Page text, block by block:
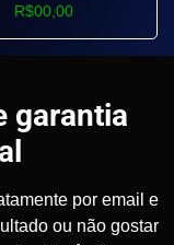
R$00,00
garantia
por email e
ou não gostar